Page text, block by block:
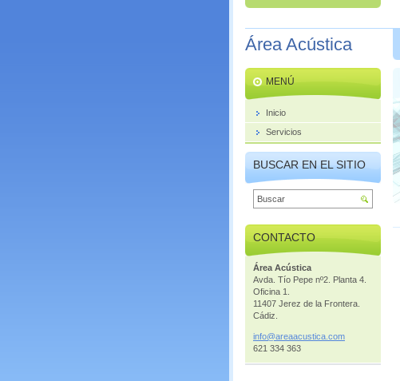
Área Acústica
MENÚ
Inicio
Servicios
BUSCAR EN EL SITIO
CONTACTO
Área Acústica
Avda. Tío Pepe nº2. Planta 4.
Oficina 1.
11407 Jerez de la Frontera.
Cádiz.
info@areaacustica.com
621 334 363